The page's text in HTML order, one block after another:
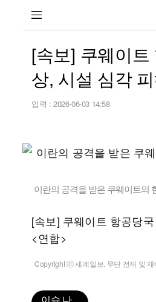
[속보] 쿠웨이
상, 시설 심각
입력 : 2026-06-03 14:58
이란의 공격을 받은 쿠웨이트의
[속보] 쿠웨이트 항공당
<연합>
Copyright ⓒ 세계일보. 무단 전재 및 재